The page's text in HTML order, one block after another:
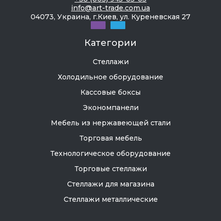
выдаем гарантию на 12 месяцев.
Сколько стоит принтер этикеток?
Цена принтера для печати этикеток зависит от
способа нанесения печати,
производительности, габаритов, наличия
магазине минимальная стоимость составляет
8063 грн. Ассортимент регулярно пополняется,
добавляются более дорогие и дешевые
модели. Цены и наличие уточняйте у
info@art-trade.com.ua
04073, Украина, г.Киев, ул. Куреневская 27
Категории
Стеллажи
Холодильное оборудование
Кассовые боксы
Экономпанели
Мебель из нержавеющей стали
Торговая мебель
Технологическое оборудование
Торговые стеллажи
Стеллажи для магазина
Стеллажи металлические